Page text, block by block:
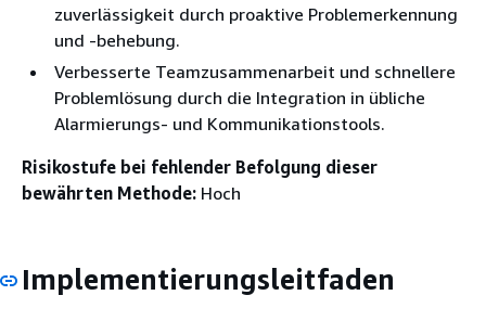
zuverlässigkeit durch proaktive Problemerkennung
und -behebung.
Verbesserte Teamzusammenarbeit und schnellere
Problemlösung durch die Integration in übliche
Alarmierungs- und Kommunikationstools.
Risikostufe bei fehlender Befolgung dieser
bewährten Methode: Hoch
Implementierungsleitfaden